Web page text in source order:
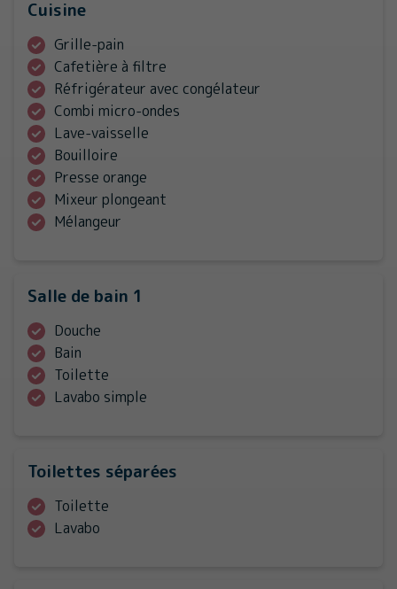
Cuisine
Grille-pain
Cafetière à filtre
Réfrigérateur avec congélateur
Combi micro-ondes
Lave-vaisselle
Bouilloire
Presse orange
Mixeur plongeant
Mélangeur
Salle de bain 1
Douche
Bain
Toilette
Lavabo simple
Toilettes séparées
Toilette
Lavabo